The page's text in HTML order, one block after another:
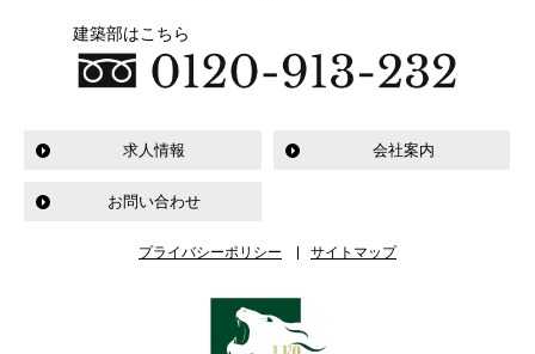
建築部はこちら
求人情報 会社案内
お問い合わせ
プライバシーポリシー サイトマップ